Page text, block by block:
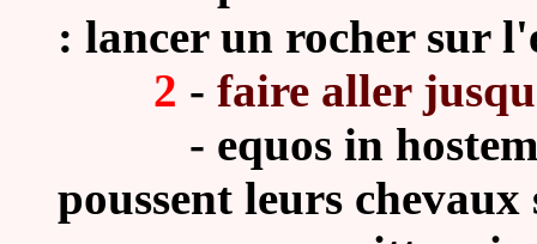
: lancer un rocher sur
2 - faire aller
- equos in
poussent leurs